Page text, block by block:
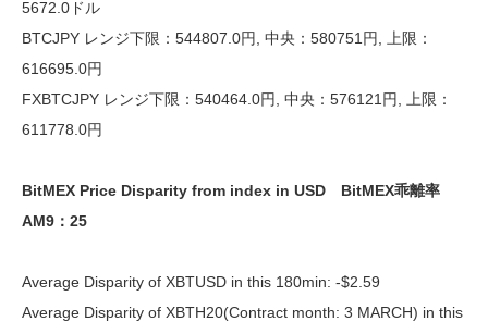
5672.0ドル
BTCJPY レンジ下限：544807.0円, 中央：580751円, 上限：
616695.0円
FXBTCJPY レンジ下限：540464.0円, 中央：576121円, 上限：
611778.0円
BitMEX Price Disparity from index in USD BitMEX乖離率
AM9：25
Average Disparity of XBTUSD in this 180min: -$2.59
Average Disparity of XBTH20(Contract month: 3 MARCH) in this